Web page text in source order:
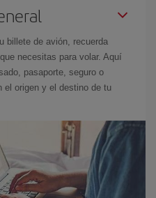
billete de avión, recuerda
necesitas para volar. Aquí
pasaporte, seguro o
el origen y el destino de tu